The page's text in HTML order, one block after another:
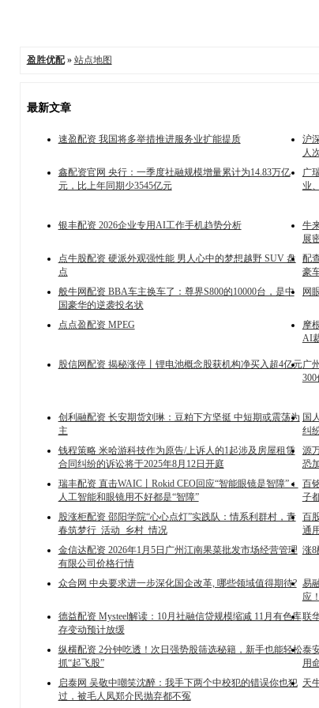
盈胜优配» 站点地图
最新文章
速盈配资 我国将多举措推进服务业扩能提质
沪
人
鑫配资官网 央行：一季度社融规模增量累计为14.83万亿
元，比上年同期少3545亿元
广
业
银丰配资 2026企业专用AI工作手机趋势分析
牛
展
点牛股配资 硬派外观强性能 男人心中的梦想越野 SUV 盘
点
配
豪
般牛网配资 BBA车主换车了：尊界S800的10000台，是中
国豪华的逆袭投名状
网
点点盈配资 MPEG
摩
AI
股信网配资 揭秘涨停丨锂电池概念股获机构净买入超4亿元广
创利融配资 长安期货刘琳：豆粕下方坚挺 中短期或震荡为
主
国
纠
钱程策略 米哈游科技作为原告/上诉人的1起涉及房屋租赁
合同纠纷的诉讼将于2025年8月12日开庭
源
恐
瑞丰配资 直击WAIC丨Rokid CEO回应“智能眼镜是智障”：
人工智能和眼镜用不好都是“智障”
百
子
股涨柜配资 邵阳学院“心心点灯”实践队：情系利群村，青
春筑梦行_活动_乡村_情况
百
通
金信达配资 2026年1月5日广州江南果菜批发市场经营管理
有限公司价格行情
涨8
众合网 中央要求进一步深化国企改革, 哪些领域值得期待? 易
应！
德益配资 Mysteel解读：10月社融信贷规模缩减 11月有色库
存变动预计放缓
联
纵横配资 2分钟吃透！次日强势股筛选秘籍，新手也能轻松
抓“起飞股”
泰
用
启泰网 吴敬中嘲笑沈醉：我手下两个中校犯的错误你也犯
过，被毛人凤郑介民抛弃都不冤
天